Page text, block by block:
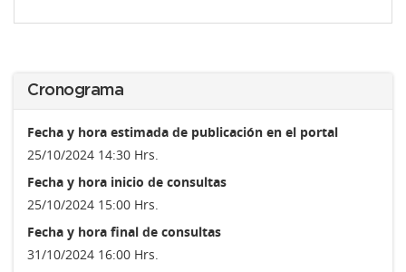
Cronograma
Fecha y hora estimada de publicación en el portal
25/10/2024 14:30 Hrs.
Fecha y hora inicio de consultas
25/10/2024 15:00 Hrs.
Fecha y hora final de consultas
31/10/2024 16:00 Hrs.